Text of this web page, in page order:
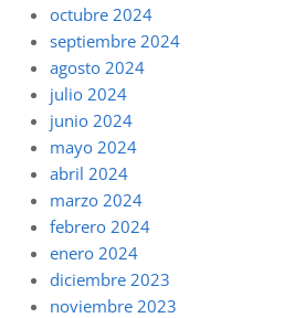
octubre 2024
septiembre 2024
agosto 2024
julio 2024
junio 2024
mayo 2024
abril 2024
marzo 2024
febrero 2024
enero 2024
diciembre 2023
noviembre 2023